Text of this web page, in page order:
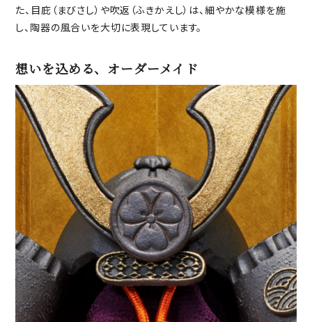
た、目庇（まびさし）や吹返（ふきかえし）は、細やかな模様を施
し、陶器の風合いを大切に表現しています。
想いを込める、オーダーメイド